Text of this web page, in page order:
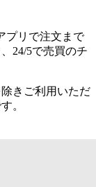
プリで注文まで
24/5で売買のチ
きご利用いただ
。